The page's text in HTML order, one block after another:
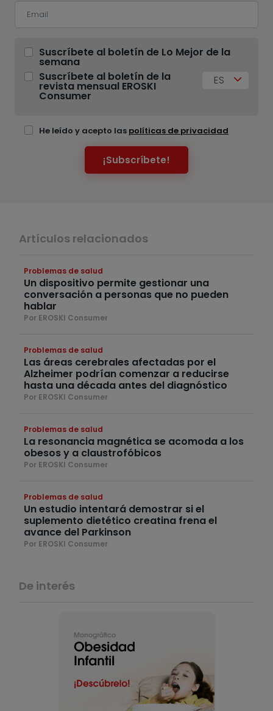
Suscríbete al boletín de Lo Mejor de la
semana
Suscríbete al boletín de la
revista mensual EROSKI
Consumer
ES
He leído y acepto las políticas de privacidad
¡Subscríbete!
Artículos relacionados
Problemas de salud
Un dispositivo permite gestionar una
conversación a personas que no pueden
hablar
Por EROSKI Consumer
Problemas de salud
Las áreas cerebrales afectadas por el
Alzheimer podrían comenzar a reducirse
hasta una década antes del diagnóstico
Por EROSKI Consumer
Problemas de salud
La resonancia magnética se acomoda a los
obesos y a claustrofóbicos
Por EROSKI Consumer
Problemas de salud
Un estudio intentará demostrar si el
suplemento dietético creatina frena el
avance del Parkinson
Por EROSKI Consumer
De interés